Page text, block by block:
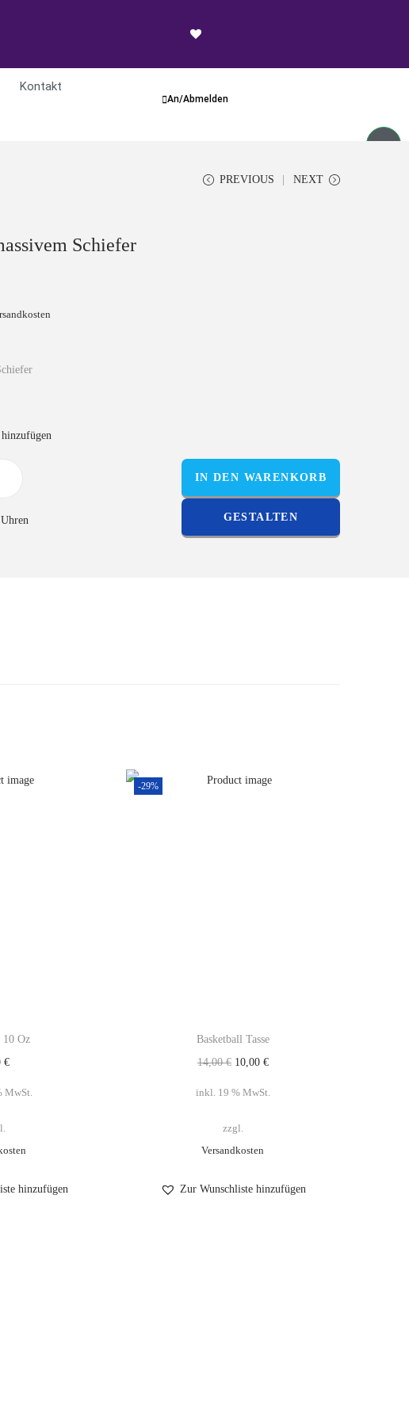
Kontakt
An/Abmelden
PREVIOUS NEXT
Schiefer
IN DEN WARENKORB
GESTALTEN
Uhren
10 Oz
€
MwSt.
hinzufügen
-29%
Basketball Tasse
14,00€ 10,00 €
inkl. 19 % MwSt.
zzgl.
Versandkosten
Zur Wunschliste hinzufügen